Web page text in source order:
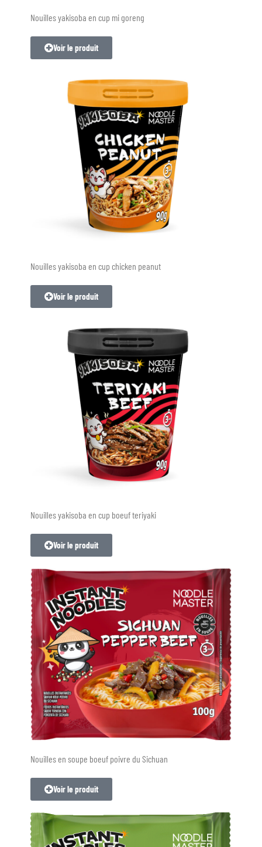
Nouilles yakisoba en cup mi goreng
Voir le produit
Nouilles yakisoba en cup chicken peanut
Voir le produit
Nouilles yakisoba en cup boeuf teriyaki
Voir le produit
Nouilles en soupe boeuf poivre du Sichuan
Voir le produit